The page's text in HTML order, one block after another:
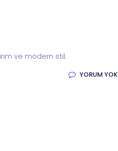
ve modern stil.
YORUM YOK